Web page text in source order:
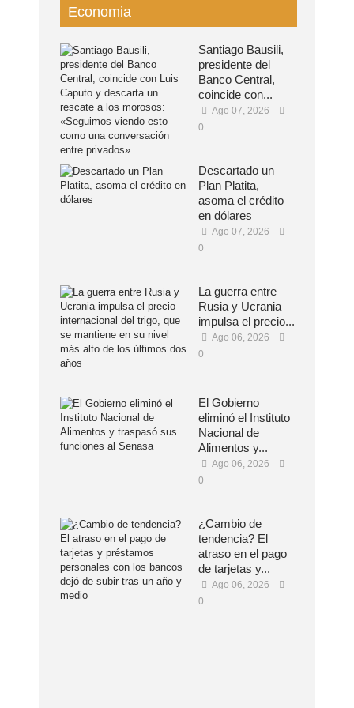
Economia
Santiago Bausili,
presidente del
Banco Central,
coincide con...
Ago 07, 2026
0
Descartado un
Plan Platita,
asoma el crédito
en dólares
Ago 07, 2026
0
La guerra entre
Rusia y Ucrania
impulsa el precio...
Ago 06, 2026
0
El Gobierno
eliminó el Instituto
Nacional de
Alimentos y...
Ago 06, 2026
0
¿Cambio de
tendencia? El
atraso en el pago
de tarjetas y...
Ago 06, 2026
0